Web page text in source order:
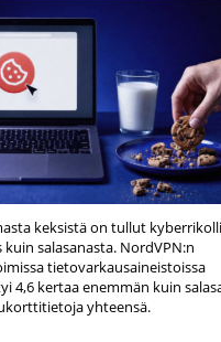
keksistä on tullut
salasanasta. NordVPN:n
tietovarkausaineistoissa
4,6 kertaa enemmän kuin
yhteensä.